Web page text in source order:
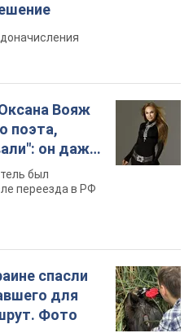
Вояж
поэта,
он даже
хочет
был
переезда в РФ
спасли
для
Фото